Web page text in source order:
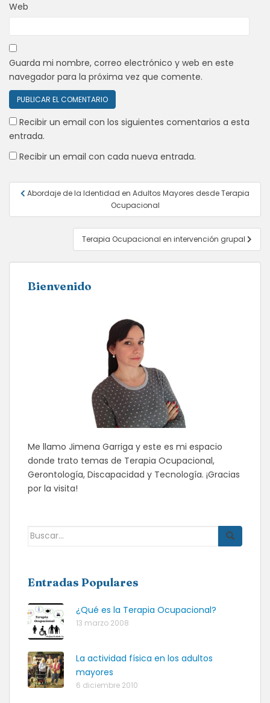
Web
Guarda mi nombre, correo electrónico y web en este
navegador para la próxima vez que comente.
Recibir un email con los siguientes comentarios a esta
entrada.
Recibir un email con cada nueva entrada.
Navegación
entradas
Abordaje de la Identidad en Adultos Mayores desde Terapia
Ocupacional
Terapia Ocupacional en intervención grupal
Bienvenido
Me llamo Jimena Garriga y este es mi espacio
donde trato temas de Terapia Ocupacional,
Gerontología, Discapacidad y Tecnología. ¡Gracias
por la visita!
Buscar:
Entradas Populares
¿Qué es la Terapia Ocupacional?
13 marzo 2008
La actividad física en los adultos
mayores
6 diciembre 2010